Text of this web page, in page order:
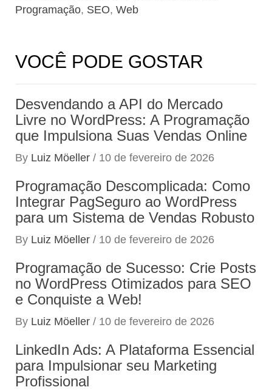
Programação, SEO, Web
VOCÊ PODE GOSTAR
Desvendando a API do Mercado
Livre no WordPress: A Programação
que Impulsiona Suas Vendas Online
By Luiz Möeller / 10 de fevereiro de 2026
Programação Descomplicada: Como
Integrar PagSeguro ao WordPress
para um Sistema de Vendas Robusto
By Luiz Möeller / 10 de fevereiro de 2026
Programação de Sucesso: Crie Posts
no WordPress Otimizados para SEO
e Conquiste a Web!
By Luiz Möeller / 10 de fevereiro de 2026
LinkedIn Ads: A Plataforma Essencial
para Impulsionar seu Marketing
Profissional